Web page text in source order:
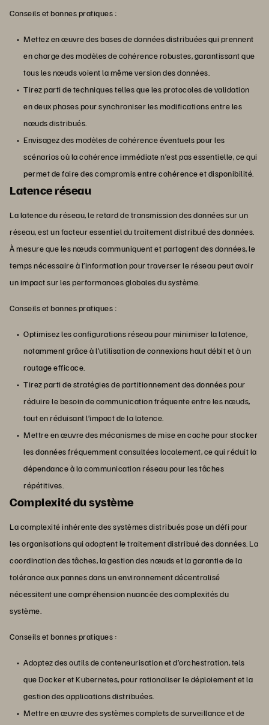
Conseils et bonnes pratiques :
Mettez en œuvre des bases de données distribuées qui prennent
en charge des modèles de cohérence robustes, garantissant que
tous les nœuds voient la même version des données.
Tirez parti de techniques telles que les protocoles de validation
en deux phases pour synchroniser les modifications entre les
nœuds distribués.
Envisagez des modèles de cohérence éventuels pour les
scénarios où la cohérence immédiate n’est pas essentielle, ce qui
permet de faire des compromis entre cohérence et disponibilité.
Latence réseau
La latence du réseau, le retard de transmission des données sur un
réseau, est un facteur essentiel du traitement distribué des données.
À mesure que les nœuds communiquent et partagent des données, le
temps nécessaire à l’information pour traverser le réseau peut avoir
un impact sur les performances globales du système.
Conseils et bonnes pratiques :
Optimisez les configurations réseau pour minimiser la latence,
notamment grâce à l’utilisation de connexions haut débit et à un
routage efficace.
Tirez parti de stratégies de partitionnement des données pour
réduire le besoin de communication fréquente entre les nœuds,
tout en réduisant l’impact de la latence.
Mettre en œuvre des mécanismes de mise en cache pour stocker
les données fréquemment consultées localement, ce qui réduit la
dépendance à la communication réseau pour les tâches
répétitives.
Complexité du système
La complexité inhérente des systèmes distribués pose un défi pour
les organisations qui adoptent le traitement distribué des données. La
coordination des tâches, la gestion des nœuds et la garantie de la
tolérance aux pannes dans un environnement décentralisé
nécessitent une compréhension nuancée des complexités du
système.
Conseils et bonnes pratiques :
Adoptez des outils de conteneurisation et d’orchestration, tels
que Docker et Kubernetes, pour rationaliser le déploiement et la
gestion des applications distribuées.
Mettre en œuvre des systèmes complets de surveillance et de